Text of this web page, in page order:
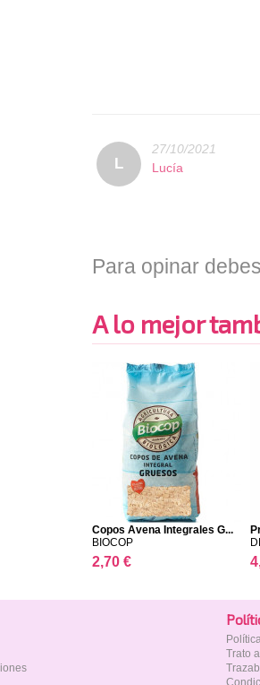
L
27/10/2021
Lucía
Para opinar
A lo mejor
Copos Avena Integrales G...
BIOCOP
2,70 €
Trato